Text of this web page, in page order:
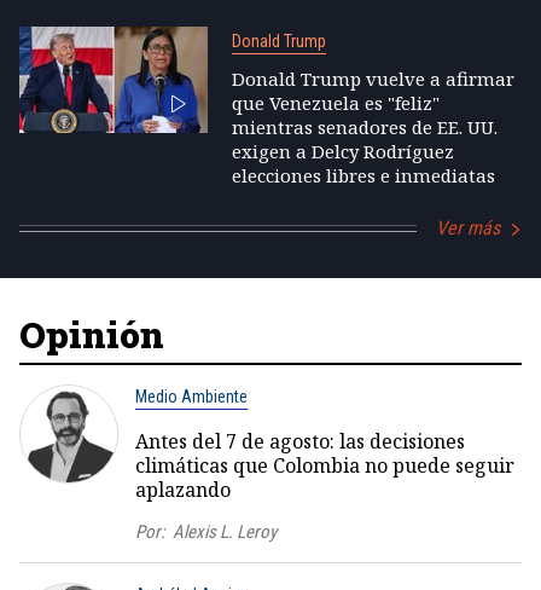
Donald Trump
Donald Trump vuelve a afirmar
que Venezuela es "feliz"
mientras senadores de EE. UU.
exigen a Delcy Rodríguez
elecciones libres e inmediatas
Ver más
Opinión
Medio Ambiente
Antes del 7 de agosto: las decisiones
climáticas que Colombia no puede seguir
aplazando
Por: Alexis L. Leroy